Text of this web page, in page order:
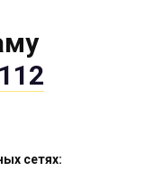
сетях: